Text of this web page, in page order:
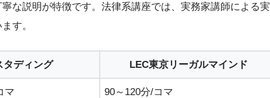
な説明が特徴です。法律系講座では、実務家講師による実
す。
タディング LEC東京リーガルマインド
マ 90～120分/コマ